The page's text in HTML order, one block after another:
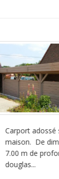
adossé
De
m de